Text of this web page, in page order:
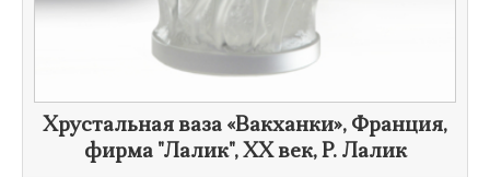
Хрустальная ваза «Вакханки», Франция,
фирма "Лалик", ХХ век, Р. Лалик